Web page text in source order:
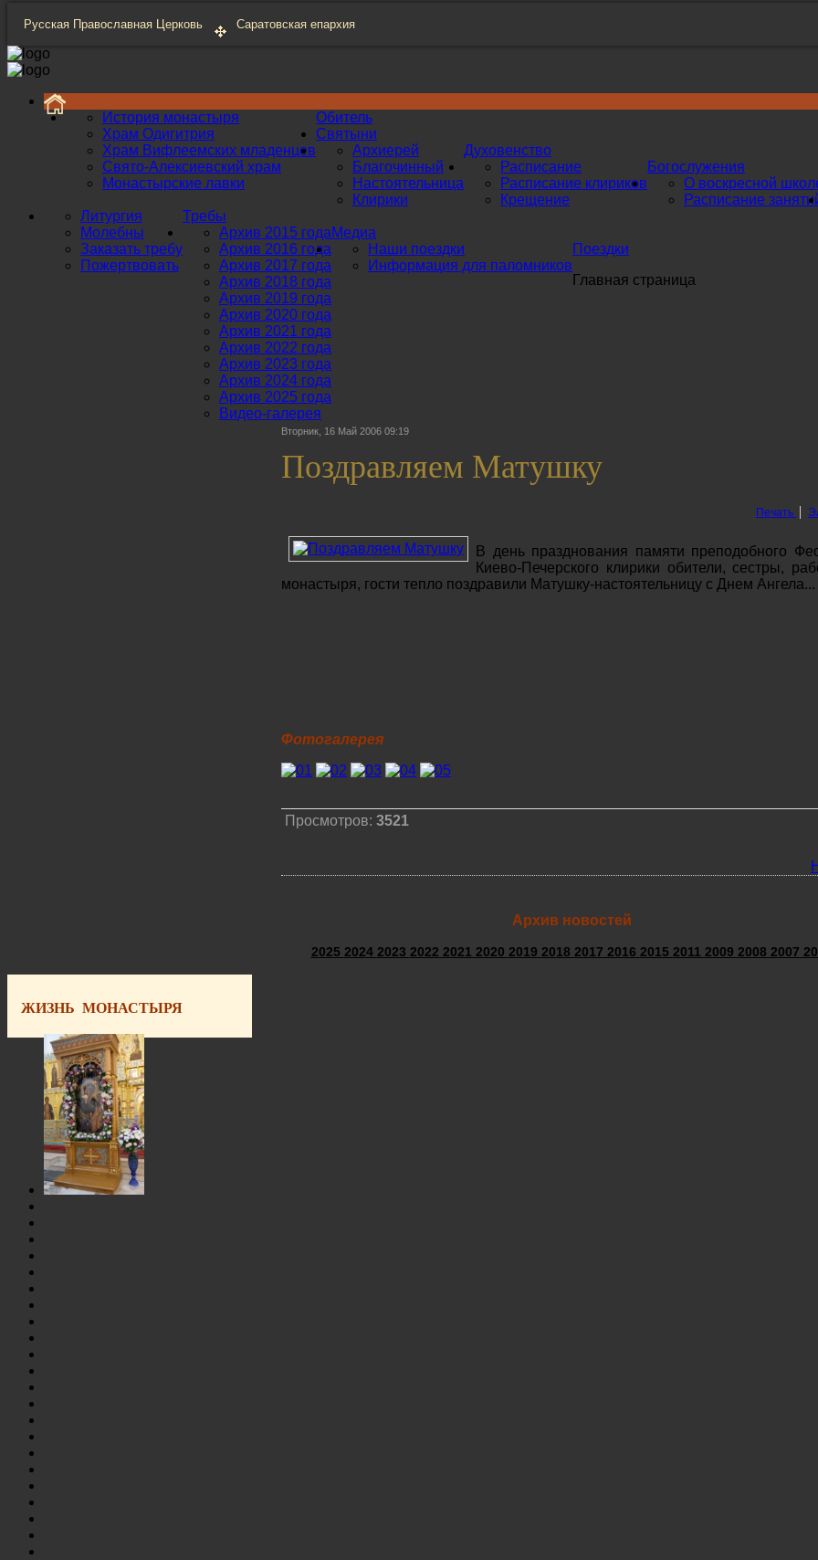
Русская Православная Церковь Саратовская епархия
Обитель
История монастыря
Храм Одигитрия
Храм Вифлеемских младенцев
Свято-Алексиевский храм
Монастырские лавки
Святыни
Духовенство
Архиерей
Благочинный
Настоятельница
Клирики
Богослужения
Расписание
Расписание клириков
Крещение
О воскресной
Расписание
Требы
Литургия
Молебны
Заказать требу
Пожертвовать
Медиа
Архив 2015 года
Архив 2016 года
Архив 2017 года
Архив 2018 года
Архив 2019 года
Архив 2020 года
Архив 2021 года
Архив 2022 года
Архив 2023 года
Архив 2024 года
Архив 2025 года
Видео-галерея
Поездки
Наши поездки
Информация для паломников
Главная страница
Вторник, 16 Май 2006 09:19
Поздравляем Матушку
Печать
В день празднования памяти преподобного
Киево-Печерского клирики обители, сестры,
монастыря, гости тепло поздравили Матушку-настоятельницу с Днем Ангела...
Фотогалерея
Просмотров: 3521
Архив новостей
2025 2024 2023 2022 2021 2020 2019 2018 2017 2016 2015 2011 2009 2008 2007
ЖИЗНЬ МОНАСТЫРЯ